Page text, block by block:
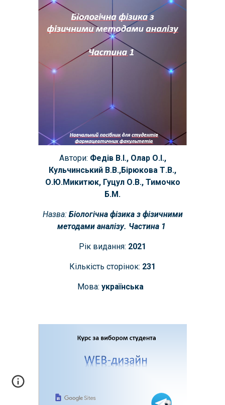
Автори: Федів В.І., Олар О.І.,
Кульчинський В.В.,Бірюкова Т.В.,
О.Ю.Микитюк, Гуцул О.В., Тимочко
Б.М.
Назва:Біологічна фізика з фізичними
методами аналізу. Частина 1
Рік видання: 2021
Кількість сторінок: 231
Мова: українська